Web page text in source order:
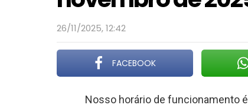
26/11/2025, 12:42
FACEBOOK
Nosso horário de funcionamento